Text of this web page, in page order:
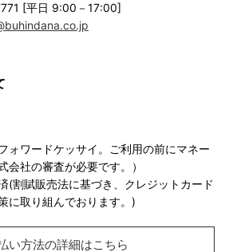
[平日 9:00－17:00]
ォワードケッサイ。ご利用の前にマネー
会社の審査が必要です。）
(割賦販売法に基づき、クレジットカード
に取り組んでおります。)
い方法の詳細はこちら